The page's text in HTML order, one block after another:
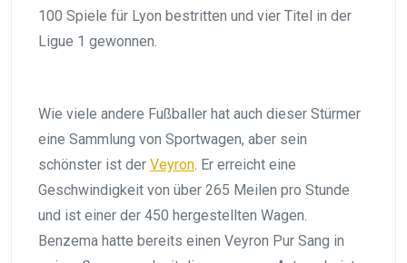
100 Spiele für Lyon bestritten und vier Titel in der
Ligue 1 gewonnen.
Wie viele andere Fußballer hat auch dieser Stürmer
eine Sammlung von Sportwagen, aber sein
schönster ist der Veyron . Er erreicht eine
Geschwindigkeit von über 265 Meilen pro Stunde
und ist einer der 450 hergestellten Wagen.
Benzema hatte bereits einen Veyron Pur Sang in